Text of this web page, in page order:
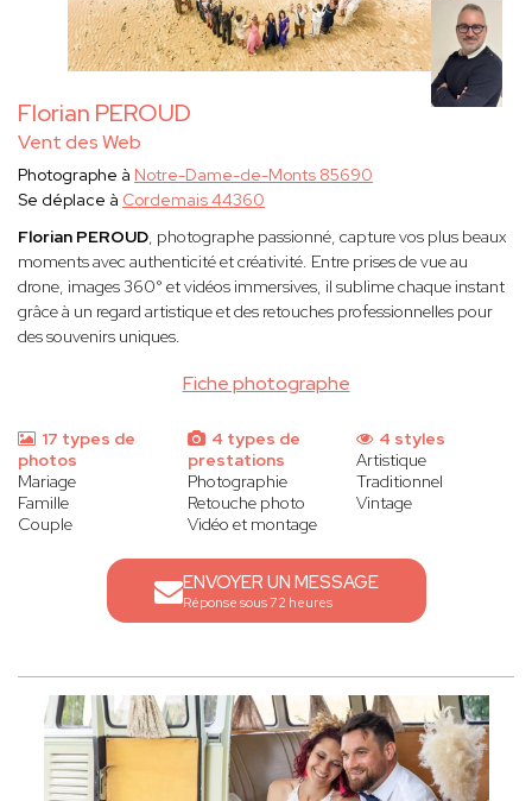
Florian PEROUD
Vent des Web
Fiche photographe
Photographe à Notre-Dame-de-Monts 85690
Se déplace à Cordemais 44360
Florian PEROUD, photographe passionné, capture vos plus beaux
moments avec authenticité et créativité. Entre prises de vue au
drone, images 360° et vidéos immersives, il sublime chaque instant
grâce à un regard artistique et des retouches professionnelles pour
des souvenirs uniques.
17 types de
photos
Mariage
Famille
Couple
4 types de
prestations
Photographie
Retouche photo
Vidéo et montage
4 styles
Artistique
Traditionnel
Vintage
ENVOYER UN MESSAGE
Réponse sous 72 heures